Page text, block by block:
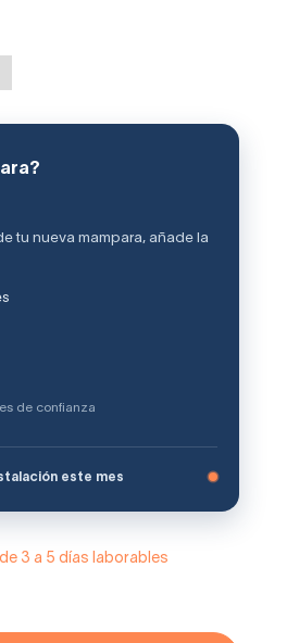
tu nueva mampara, añade la
de confianza
este mes
3 a 5 días laborables